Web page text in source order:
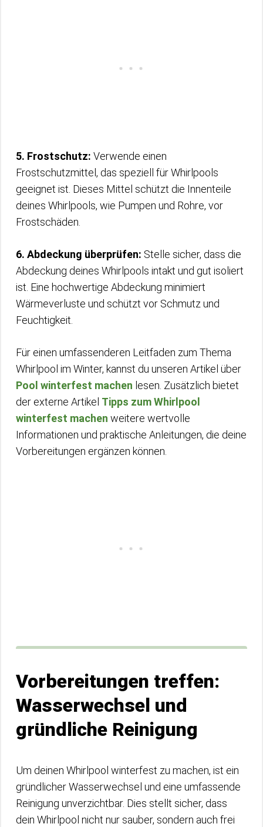
5. Frostschutz: Verwende einen
Frostschutzmittel, das speziell für Whirlpools
geeignet ist. Dieses Mittel schützt die Innenteile
deines Whirlpools, wie Pumpen und Rohre, vor
Frostschäden.
6. Abdeckung überprüfen: Stelle sicher, dass die
Abdeckung deines Whirlpools intakt und gut isoliert
ist. Eine hochwertige Abdeckung minimiert
Wärmeverluste und schützt vor Schmutz und
Feuchtigkeit.
Für einen umfassenderen Leitfaden zum Thema
Whirlpool im Winter, kannst du unseren Artikel über
Pool winterfest machen lesen. Zusätzlich bietet
der externe Artikel Tipps zum Whirlpool
winterfest machen weitere wertvolle
Informationen und praktische Anleitungen, die deine
Vorbereitungen ergänzen können.
Vorbereitungen treffen:
Wasserwechsel und
gründliche Reinigung
Um deinen Whirlpool winterfest zu machen, ist ein
gründlicher Wasserwechsel und eine umfassende
Reinigung unverzichtbar. Dies stellt sicher, dass
dein Whirlpool nicht nur sauber, sondern auch frei